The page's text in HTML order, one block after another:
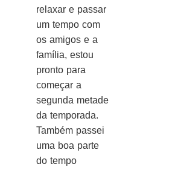
relaxar e passar
um tempo com
os amigos e a
família, estou
pronto para
começar a
segunda metade
da temporada.
Também passei
uma boa parte
do tempo